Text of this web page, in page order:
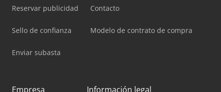
Reservar publicidad
Sello de confianza
Enviar subasta
Contacto
Modelo de contrato de compra
Empresa Información legal